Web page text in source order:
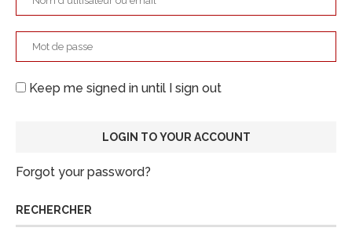
Keep me signed in until I sign out
Forgot your password?
RECHERCHER